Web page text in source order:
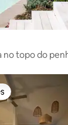
no topo do
dos hóspedes